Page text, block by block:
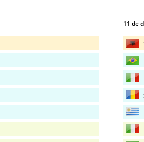
11 de